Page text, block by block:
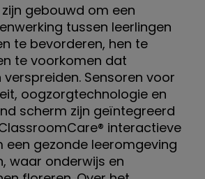
gebouwd om een
tussen leerlingen
te bevorderen, hen te
te voorkomen dat
Sensoren voor
oogzorgtechnologie en
scherm zijn geïntegreerd
interactieve
een gezonde leeromgeving
waar onderwijs en